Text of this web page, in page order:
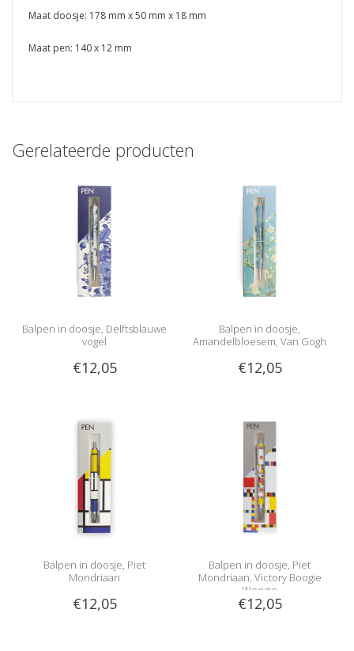
Maat doosje: 178 mm x 50 mm x 18 mm
Maat pen: 140 x 12 mm
Gerelateerde producten
Balpen in doosje, Delftsblauwe
vogel
€12,05
Balpen in doosje,
Amandelbloesem, Van Gogh
€12,05
Balpen in doosje, Piet
Mondriaan
€12,05
Balpen in doosje, Piet
Mondriaan, Victory Boogie
Woogie
€12,05